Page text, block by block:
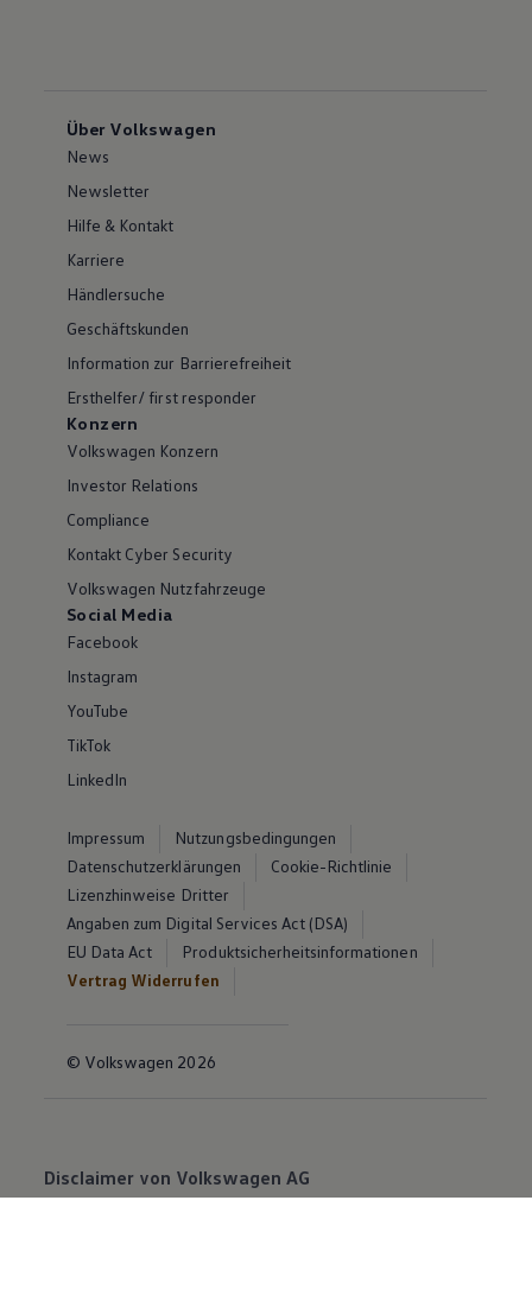
Über Volkswagen
News
Newsletter
Hilfe & Kontakt
Karriere
Händlersuche
Geschäftskunden
Information zur Barrierefreiheit
Ersthelfer/ first responder
Konzern
Volkswagen Konzern
Investor Relations
Compliance
Kontakt Cyber Security
Volkswagen Nutzfahrzeuge
Social Media
Facebook
Instagram
YouTube
TikTok
LinkedIn
Impressum
Nutzungsbedingungen
Datenschutzerklärungen
Cookie-Richtlinie
Lizenzhinweise Dritter
Angaben zum Digital Services Act (DSA)
EU Data Act
Produktsicherheitsinformationen
Vertrag Widerrufen
© Volkswagen 2026
Disclaimer von Volkswagen AG